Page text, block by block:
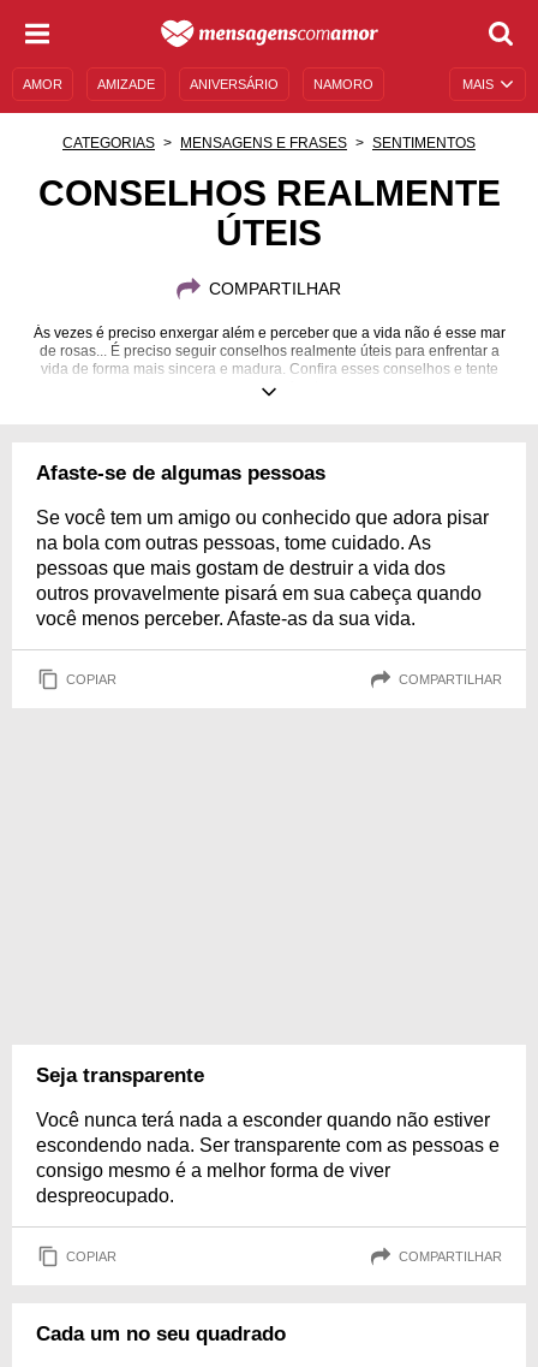
MAIS
AMOR AMIZADE ANIVERSÁRIO NAMORO
MENSAGENS DE ANIVERSÁRIO
CATEGORIAS MENSAGENS E FRASES SENTIMENTOS
CONSELHOS REALMENTE
ÚTEIS
COMPARTILHAR
Ás vezes é preciso enxergar além e perceber que a vida não é esse mar
de rosas... É preciso seguir conselhos realmente úteis para enfrentar a
vida de forma mais sincera e madura. Confira esses conselhos e tente
passar para frente.
Afaste-se de algumas pessoas
Se você tem um amigo ou conhecido que adora pisar
na bola com outras pessoas, tome cuidado. As
pessoas que mais gostam de destruir a vida dos
outros provavelmente pisará em sua cabeça quando
você menos perceber. Afaste-as da sua vida.
COPIAR COMPARTILHAR
Seja transparente
Você nunca terá nada a esconder quando não estiver
escondendo nada. Ser transparente com as pessoas e
consigo mesmo é a melhor forma de viver
despreocupado.
COPIAR COMPARTILHAR
Cada um no seu quadrado